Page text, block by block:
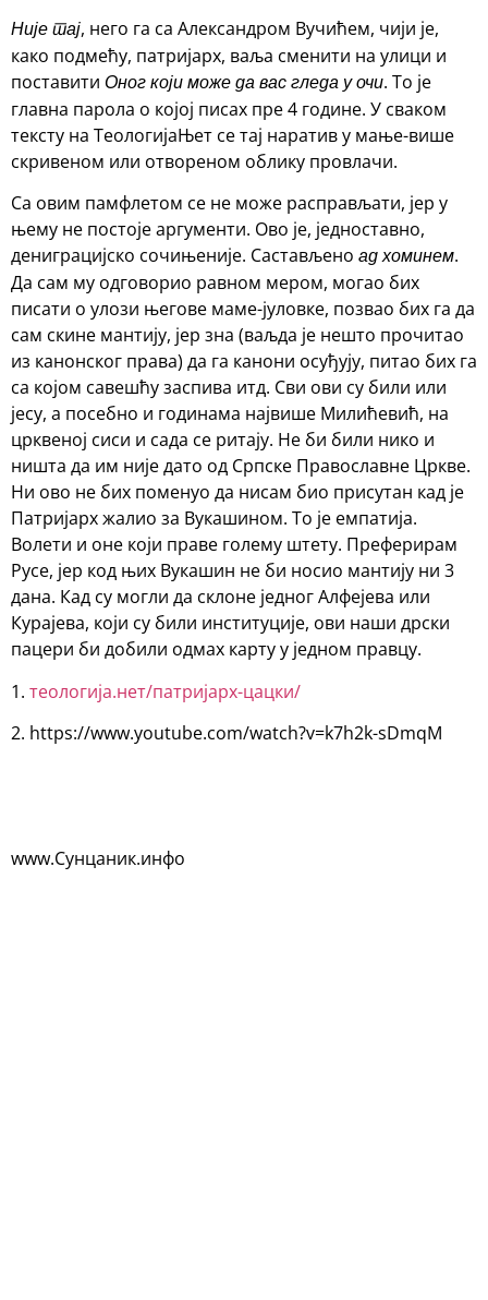
Није тај, него га са Александром Вучићем, чији је,
како подмећу, патријарх, ваља сменити на улици и
поставити Оног који може да вас гледа у очи. То је
главна парола о којој писах пре 4 године. У сваком
тексту на ТеологијаЊет се тај наратив у мање-више
скривеном или отвореном облику провлачи.
Са овим памфлетом се не може расправљати, јер у
њему не постоје аргументи. Ово је, једноставно,
дениграцијско сочињеније. Састављено ад хоминем.
Да сам му одговорио равном мером, могао бих
писати о улози његове маме-јуловке, позвао бих га да
сам скине мантију, јер зна (ваљда је нешто прочитао
из канонског права) да га канони осуђују, питао бих га
са којом савешћу заспива итд. Сви ови су били или
јесу, а посебно и годинама највише Милићевић, на
црквеној сиси и сада се ритају. Не би били нико и
ништа да им није дато од Српске Православне Цркве.
Ни ово не бих поменуо да нисам био присутан кад је
Патријарх жалио за Вукашином. То је емпатија.
Волети и оне који праве голему штету. Преферирам
Русе, јер код њих Вукашин не би носио мантију ни 3
дана. Кад су могли да склоне једног Алфејева или
Курајева, који су били институције, ови наши дрски
пацери би добили одмах карту у једном правцу.
1. теологија.нет/патријарх-цацки/
2. https://www.youtube.com/watch?v=k7h2k-sDmqM
www.Сунцаник.инфо